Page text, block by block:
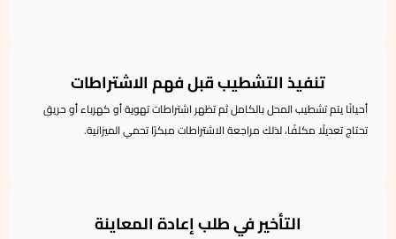
تنفيذ التشطيب قبل فهم الاشتراطات
أحيانًا يتم تشطيب المحل بالكامل ثم تظهر اشتراطات تهوية أو كهرباء أو حريق
تحتاج تعديلًا مكلفًا، لذلك مراجعة الاشتراطات مبكرًا تحمي الميزانية.
التأخير في طلب إعادة المعاينة